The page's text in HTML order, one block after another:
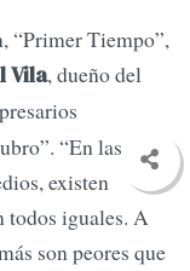
“Primer Tiempo”,
Vila, dueño del
“En las
existen
todos iguales. A
son peores que